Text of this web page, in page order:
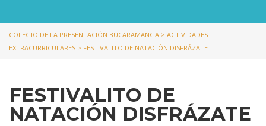
COLEGIO DE LA PRESENTACIÓN BUCARAMANGA > ACTIVIDADES
EXTRACURRICULARES > FESTIVALITO DE NATACIÓN DISFRÁZATE
FESTIVALITO DE
NATACIÓN DISFRÁZATE